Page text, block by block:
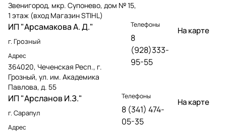
Звенигород, мкр. Супонево, дом № 15,
1 этаж (вход Магазин STIHL)
ИП "Арсамакова А. Д."
г. Грозный
Адрес
364020, Чеченская Респ., г.
Грозный, ул. им. Академика
Павлова, д. 55
Телефоны
8
(928)333-
95-55
На карте
ИП "Арсланов И.З."
г. Сарапул
Адрес
Телефоны
8 (341) 474-
05-35
На карте